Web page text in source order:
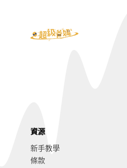
資源
新手教學
條款